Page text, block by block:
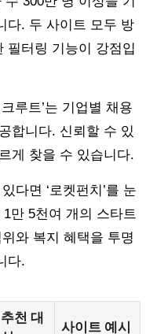
다. 두 사이트 모두 방
필터링 기능이 강점입
루트’는 기업별 채용
합니다. 신뢰할 수 있
게 찾을 수 있습니다.
다면 ‘로켓펀치’를 눈
만 5천여 개의 스타트
와 복지 혜택을 투명
다.
추천 대
사이트 예시